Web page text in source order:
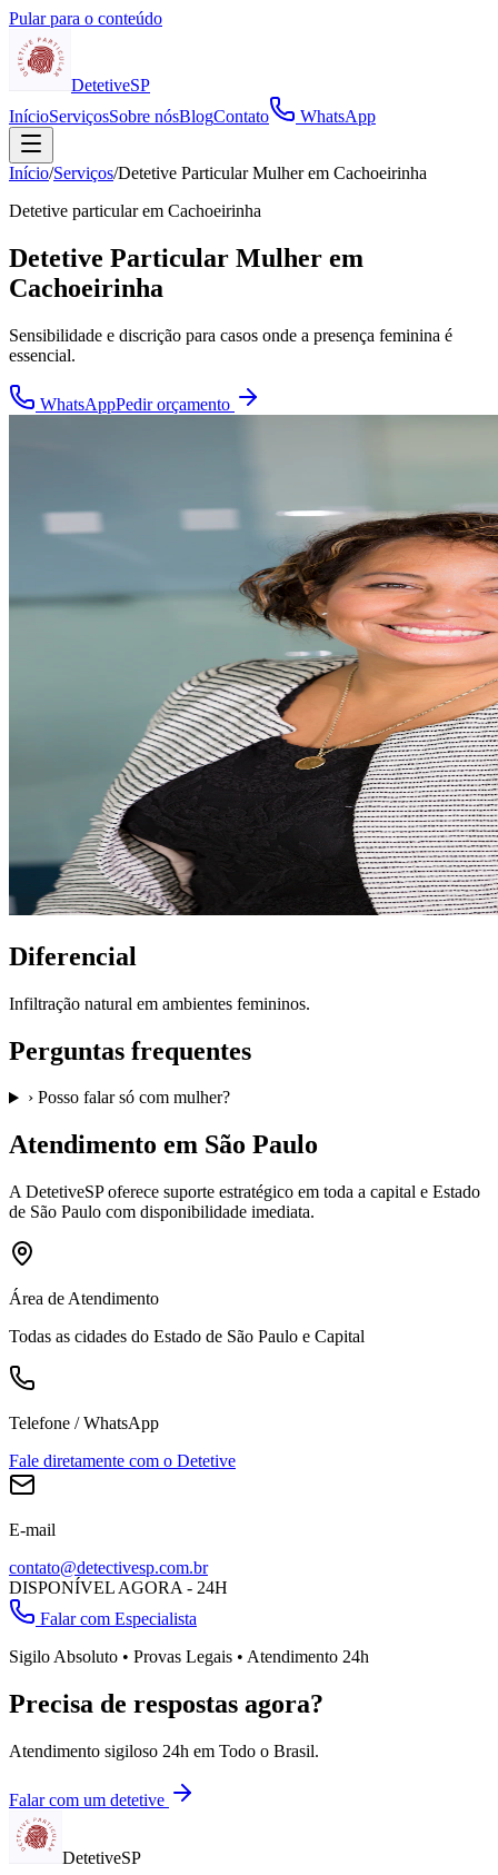
Pular para o conteúdo
DetetiveSP
InícioServiçosSobre nósBlogContato WhatsApp
Início/Serviços/Detetive Particular Mulher em Cachoeirinha
Detetive particular em Cachoeirinha
Detetive Particular Mulher em
Cachoeirinha
Sensibilidade e discrição para casos onde a presença feminina é
essencial.
WhatsAppPedir orçamento
Diferencial
Infiltração natural em ambientes femininos.
Perguntas frequentes
› Posso falar só com mulher?
Atendimento em São Paulo
A DetetiveSPoferece suporte estratégico em toda a capital e Estado
de São Paulo com disponibilidade imediata.
Área de Atendimento
Todas as cidades do Estado de São Paulo e Capital
Telefone / WhatsApp
Fale diretamente com o Detetive
E-mail
contato@detectivesp.com.br
DISPONÍVEL AGORA - 24H
Falar com Especialista
Sigilo Absoluto • Provas Legais • Atendimento 24h
Precisa de respostas agora?
Atendimento sigiloso 24h em Todo o Brasil.
Falar com um detetive
DetetiveSP